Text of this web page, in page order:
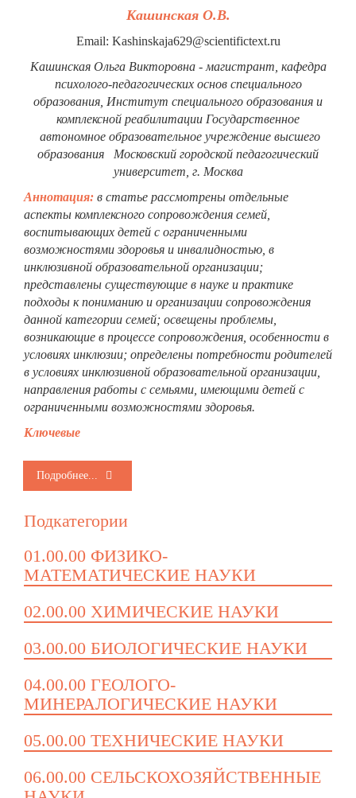
Кашинская О.В.
Email: Kashinskaja629@scientifictext.ru
Кашинская Ольга Викторовна - магистрант, кафедра
психолого-педагогических основ специального
образования, Институт специального образования и
комплексной реабилитации Государственное
автономное образовательное учреждение высшего
образования Московский городской педагогический
университет, г. Москва
Аннотация: в статье рассмотрены отдельные
аспекты комплексного сопровождения семей,
воспитывающих детей с ограниченными
возможностями здоровья и инвалидностью, в
инклюзивной образовательной организации;
представлены существующие в науке и практике
подходы к пониманию и организации сопровождения
данной категории семей; освещены проблемы,
возникающие в процессе сопровождения, особенности в
условиях инклюзии; определены потребности родителей
в условиях инклюзивной образовательной организации,
направления работы с семьями, имеющими детей с
ограниченными возможностями здоровья.
Ключевые
Подробнее...
Подкатегории
01.00.00 ФИЗИКО-
МАТЕМАТИЧЕСКИЕ НАУКИ
02.00.00 ХИМИЧЕСКИЕ НАУКИ
03.00.00 БИОЛОГИЧЕСКИЕ НАУКИ
04.00.00 ГЕОЛОГО-
МИНЕРАЛОГИЧЕСКИЕ НАУКИ
05.00.00 ТЕХНИЧЕСКИЕ НАУКИ
06.00.00 СЕЛЬСКОХОЗЯЙСТВЕННЫЕ